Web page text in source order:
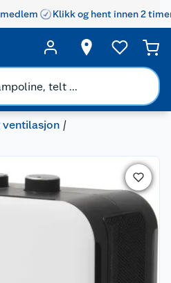
Klikk og hent innen 2
ventilasjon